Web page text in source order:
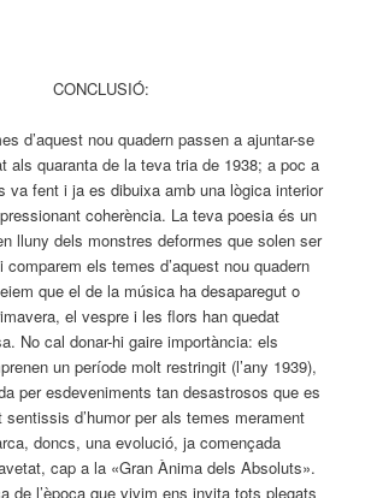
CONCLUSIÓ:
d’aquest nou quadern passen a ajuntar-se
als quaranta de la teva tria de 1938; a poc a
va fent i ja es dibuixa amb una lògica interior
coherència. La teva poesia és un
lluny dels monstres deformes que solen ser
els temes d’aquest nou quadern
que el de la música ha desaparegut o
el vespre i les flors han quedat
No cal donar-hi gaire importància: els
un període molt restringit (l’any 1939),
per esdeveniments tan desastrosos que es
d’humor per als temes merament
doncs, una evolució, ja començada
cap a la «Gran Ànima dels Absoluts».
de l’època que vivim ens invita tots plegats